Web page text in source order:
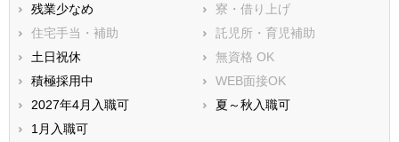
残業少なめ
寮・借り上げ
住宅手当・補助
託児所・育児補助
土日祝休
無資格 OK
積極採用中
WEB面接OK
2027年4月入職可
夏～秋入職可
1月入職可